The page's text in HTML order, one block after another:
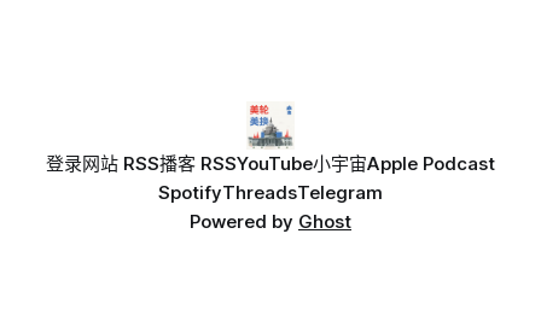
登录网站 RSS播客 RSSYouTube小宇宙Apple Podcast
SpotifyThreadsTelegram
Powered by Ghost